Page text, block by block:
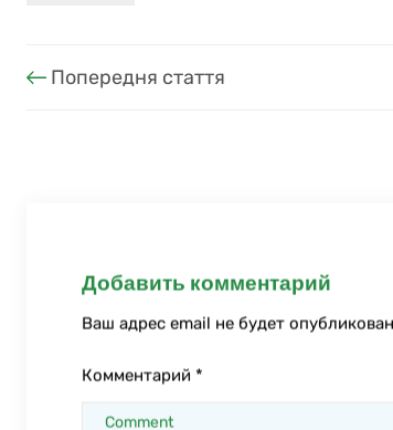
Попередня стаття
Добавить комментарий
Ваш адрес email не будет опубликован.
Комментарий *